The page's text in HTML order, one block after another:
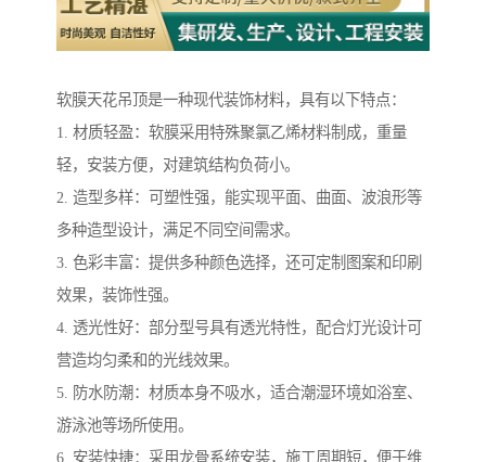
软膜天花吊顶是一种现代装饰材料，具有以下特点：
1. 材质轻盈：软膜采用特殊聚氯乙烯材料制成，重量
轻，安装方便，对建筑结构负荷小。
2. 造型多样：可塑性强，能实现平面、曲面、波浪形等
多种造型设计，满足不同空间需求。
3. 色彩丰富：提供多种颜色选择，还可定制图案和印刷
效果，装饰性强。
4. 透光性好：部分型号具有透光特性，配合灯光设计可
营造均匀柔和的光线效果。
5. 防水防潮：材质本身不吸水，适合潮湿环境如浴室、
游泳池等场所使用。
6. 安装快捷：采用龙骨系统安装，施工周期短，便于维